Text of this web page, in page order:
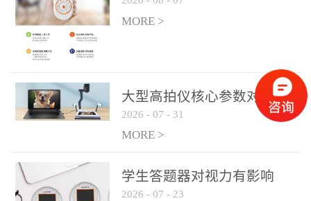
式。极简操作，轻松融入
教学流程QVote 深谙教师
教学节奏的重要性，采用
念，教师无需复杂培训即
可快速上手。软件支持与
PPT、白板等常用教学工具
几步：打开软件、选择互
动模式、发起互动任务，
MORE >
大型高拍仪核心参数对比与
选购建议
2026 - 07 - 31
MORE >
学生答题器对视力有影响
吗？
2026 - 07 - 23